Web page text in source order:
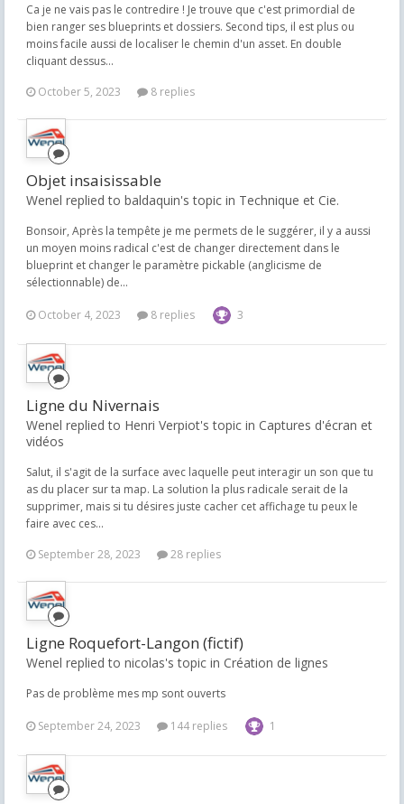
Ca je ne vais pas le contredire ! Je trouve que c'est primordial de
bien ranger ses blueprints et dossiers. Second tips, il est plus ou
moins facile aussi de localiser le chemin d'un asset. En double
cliquant dessus...
October 5, 2023
8 replies
Objet insaisissable
Wenel replied to baldaquin's topic in Technique et Cie.
Bonsoir, Après la tempête je me permets de le suggérer, il y a aussi
un moyen moins radical c'est de changer directement dans le
blueprint et changer le paramètre pickable (anglicisme de
sélectionnable) de...
October 4, 2023 8 replies 3
Ligne du Nivernais
Wenel replied to Henri Verpiot's topic in Captures d'écran et
vidéos
Salut, il s'agit de la surface avec laquelle peut interagir un son que tu
as du placer sur ta map. La solution la plus radicale serait de la
supprimer, mais si tu désires juste cacher cet affichage tu peux le
faire avec ces...
September 28, 2023
28 replies
Ligne Roquefort-Langon (fictif)
Wenel replied to nicolas's topic in Création de lignes
Pas de problème mes mp sont ouverts
September 24, 2023 144 replies 1